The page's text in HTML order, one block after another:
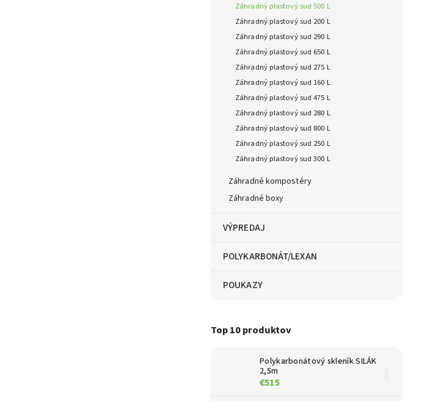
Záhradný plastový sud 500 L
Záhradný plastový sud 200 L
Záhradný plastový sud 290 L
Záhradný plastový sud 650 L
Záhradný plastový sud 275 L
Záhradný plastový sud 160 L
Záhradný plastový sud 475 L
Záhradný plastový sud 280 L
Záhradný plastový sud 800 L
Záhradný plastový sud 250 L
Záhradný plastový sud 300 L
Záhradné kompostéry
Záhradné boxy
VÝPREDAJ
POLYKARBONÁT/LEXAN
POUKAZY
Top 10 produktov
Polykarbonátový skleník SILÁK
2,5m
€515